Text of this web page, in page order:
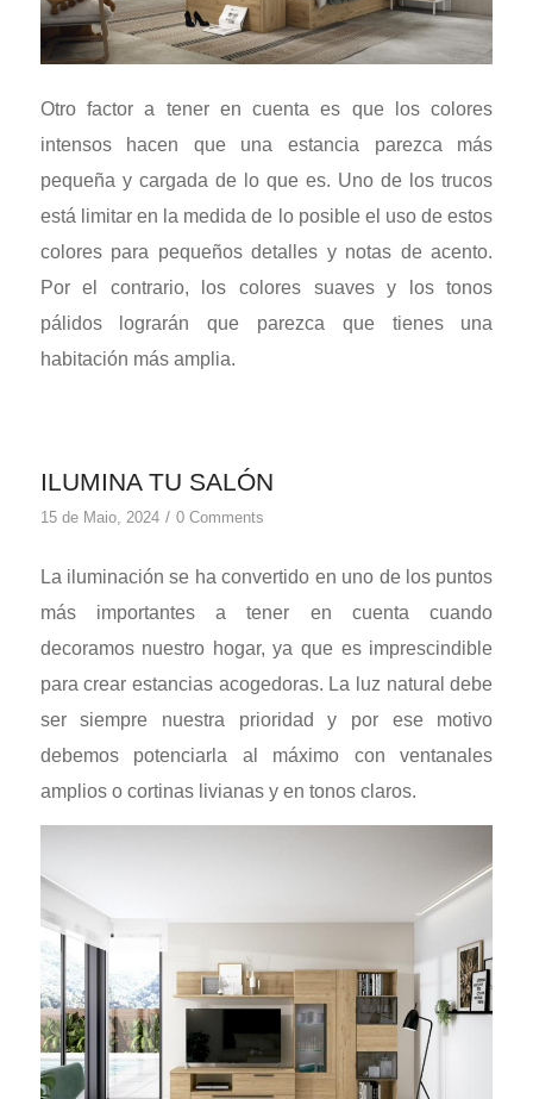
Otro factor a tener en cuenta es que los colores
intensos hacen que una estancia parezca más
pequeña y cargada de lo que es. Uno de los trucos
está limitar en la medida de lo posible el uso de estos
colores para pequeños detalles y notas de acento.
Por el contrario, los colores suaves y los tonos
pálidos lograrán que parezca que tienes una
habitación más amplia.
ILUMINA TU SALÓN
15 de Maio, 2024 / 0 Comments
La iluminación se ha convertido en uno de los puntos
más importantes a tener en cuenta cuando
decoramos nuestro hogar, ya que es imprescindible
para crear estancias acogedoras. La luz natural debe
ser siempre nuestra prioridad y por ese motivo
debemos potenciarla al máximo con ventanales
amplios o cortinas livianas y en tonos claros.